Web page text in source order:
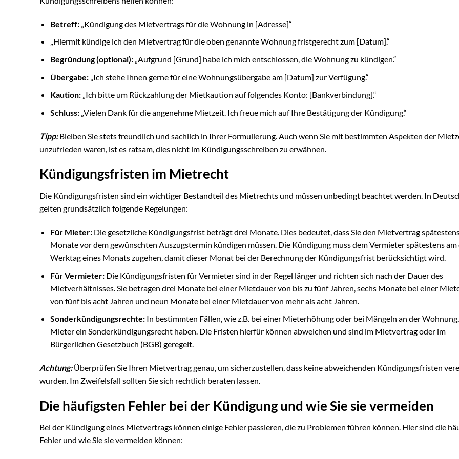
Betreff:„Kündigung des Mietvertrags für die Wohnung in [Adresse]“
„Hiermit kündige ich den Mietvertrag für die oben genannte Wohnung fristgerecht zum [Datum].“
Begründung (optional):„Aufgrund [Grund] habe ich mich entschlossen, die Wohnung zu kündigen.“
Übergabe:„Ich stehe Ihnen gerne für eine Wohnungsübergabe am [Datum] zur Verfügung.“
Kaution:„Ich bitte um Rückzahlung der Mietkaution auf folgendes Konto: [Bankverbindung].“
Schluss:„Vielen Dank für die angenehme Mietzeit. Ich freue mich auf Ihre Bestätigung der Kündigung.“
Tipp:Bleiben Sie stets freundlich und sachlich in Ihrer Formulierung. Auch wenn Sie mit bestimmten Aspekten der
unzufrieden waren, ist es ratsam, dies nicht im Kündigungsschreiben zu erwähnen.
Kündigungsfristen im Mietrecht
Die Kündigungsfristen sind ein wichtiger Bestandteil des Mietrechts und müssen unbedingt beachtet werden. In
gelten grundsätzlich folgende Regelungen:
Für Mieter:Die gesetzliche Kündigungsfrist beträgt drei Monate. Dies bedeutet, dass Sie den Mietvertrag
Monate vor dem gewünschten Auszugstermin kündigen müssen. Die Kündigung muss dem Vermieter spätestens
Werktag eines Monats zugehen, damit dieser Monat bei der Berechnung der Kündigungsfrist berücksichtigt wird.
Für Vermieter:Die Kündigungsfristen für Vermieter sind in der Regel länger und richten sich nach der Dauer des
Mietverhältnisses. Sie betragen drei Monate bei einer Mietdauer von bis zu fünf Jahren, sechs Monate bei einer
von fünf bis acht Jahren und neun Monate bei einer Mietdauer von mehr als acht Jahren.
Sonderkündigungsrechte:In bestimmten Fällen, wie z.B. bei einer Mieterhöhung oder bei Mängeln an der
Mieter ein Sonderkündigungsrecht haben. Die Fristen hierfür können abweichen und sind im Mietvertrag oder im
Bürgerlichen Gesetzbuch (BGB) geregelt.
Achtung:Überprüfen Sie Ihren Mietvertrag genau, um sicherzustellen, dass keine abweichenden Kündigungsfristen
wurden. Im Zweifelsfall sollten Sie sich rechtlich beraten lassen.
Die häufigsten Fehler bei der Kündigung und wie Sie sie vermeiden
Bei der Kündigung eines Mietvertrags können einige Fehler passieren, die zu Problemen führen können. Hier sind die
Fehler und wie Sie sie vermeiden können: